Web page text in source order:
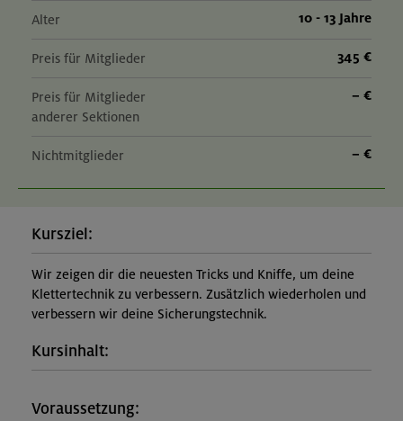
Alter 10 - 13 Jahre
Preis für Mitglieder 345 €
Preis für Mitglieder
anderer Sektionen
– €
Nichtmitglieder – €
Kursziel:
Wir zeigen dir die neuesten Tricks und Kniffe, um deine
Klettertechnik zu verbessern. Zusätzlich wiederholen und
verbessern wir deine Sicherungstechnik.
Kursinhalt:
Voraussetzung: